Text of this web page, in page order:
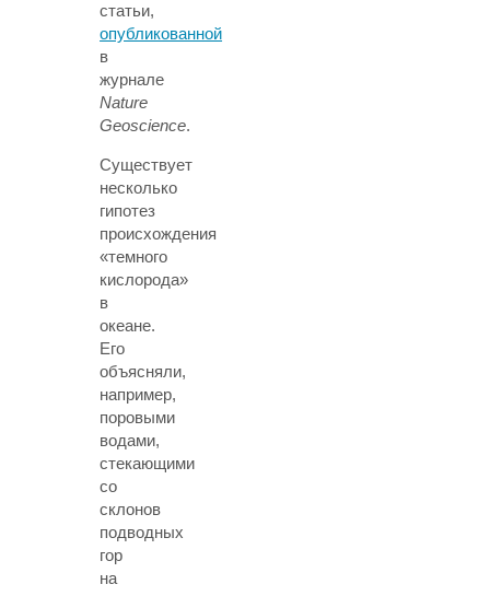
статьи,
опубликованной
в
журнале
Nature
Geoscience.
Существует
несколько
гипотез
происхождения
«темного
кислорода»
в
океане.
Его
объясняли,
например,
поровыми
водами,
стекающими
со
склонов
подводных
гор
на